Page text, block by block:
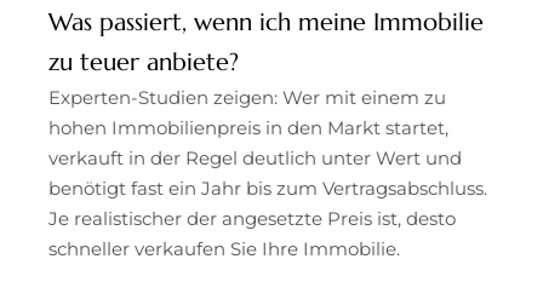
Was passiert, wenn ich meine Immobilie
zu teuer anbiete?
Experten-Studien zeigen: Wer mit einem zu
hohen Immobilienpreis in den Markt startet,
verkauft in der Regel deutlich unter Wert und
benötigt fast ein Jahr bis zum Vertragsabschluss.
Je realistischer der angesetzte Preis ist, desto
schneller verkaufen Sie Ihre Immobilie.